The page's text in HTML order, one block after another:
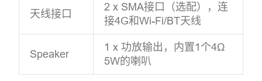
天线接口
2 x SMA接口（选配），连
接4G和Wi-Fi/BT天线
Speaker
1 x 功放输出，内置1个4Ω
5W的喇叭